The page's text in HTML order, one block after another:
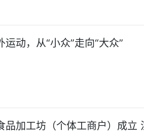
动，从“小众”走向“大众”
品加工坊（个体工商户）成立